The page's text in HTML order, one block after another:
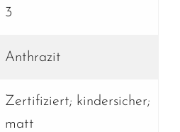
3
Anthrazit
Zertifiziert; kindersicher;
matt